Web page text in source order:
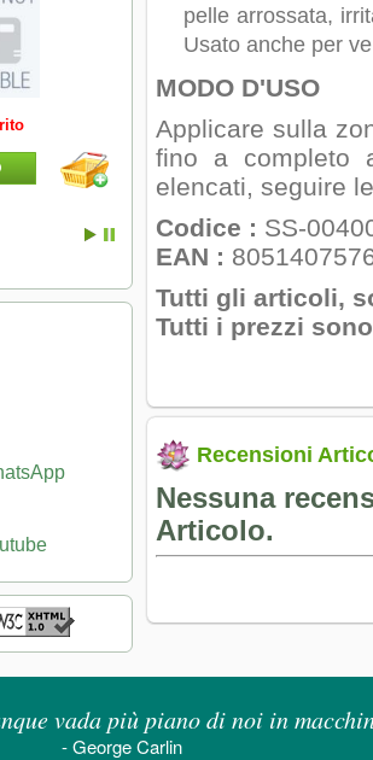
Disponibilità:Esaurito
NEL CARRELLO
pelle arrossata,
Usato anche per
MODO D'USO
Applicare sulla
fino a completo
elencati, seguire
Codice : SS-
EAN :
Tutti gli articoli,
Tutti i prezzi
Recensioni
Nessuna
Articolo.
vada più piano di noi in
- George Carlin